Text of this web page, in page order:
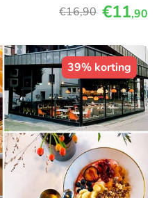
€16,90 €11,90
39% korting